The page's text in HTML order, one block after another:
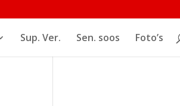
Sup. Ver. Sen. soos Foto’s